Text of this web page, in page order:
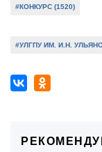
#КОНКУРС (1520)
#УЛГПУ ИМ. И.Н.